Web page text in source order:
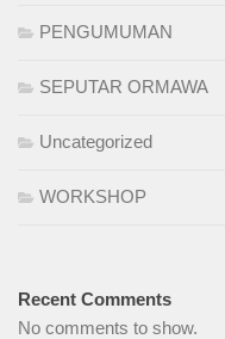
PENGUMUMAN
SEPUTAR ORMAWA
Uncategorized
WORKSHOP
Recent Comments
No comments to show.